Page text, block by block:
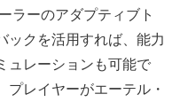
ラーのアダプティブト
ックを活用すれば、能力
ュレーションも可能で
レイヤーがエーテル・